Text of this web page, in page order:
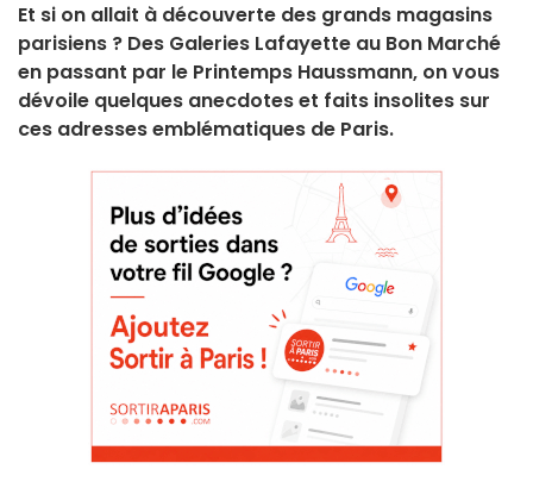
Et si on allait à découverte des grands magasins
parisiens ? Des Galeries Lafayette au Bon Marché
en passant par le Printemps Haussmann, on vous
dévoile quelques anecdotes et faits insolites sur
ces adresses emblématiques de Paris.